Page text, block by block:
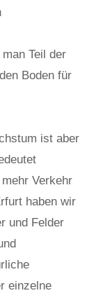
Teil der
Boden für
ist aber
Verkehr
haben wir
und Felder
einzelne